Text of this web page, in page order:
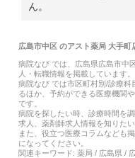
ん。
広島市中区のアスト薬局 大手町
病院なび では、 広島県広島市中
人・転職情報を掲載しています。
病院なび では市区町村別/診療
るほか、予約ができる医療機関
です。
病院を探したい時、診療時間を
求人、薬剤師求人情報を知りたい
また、役立つ医療コラムなども
になってください。
関連キーワード: 薬局 / 広島県 /